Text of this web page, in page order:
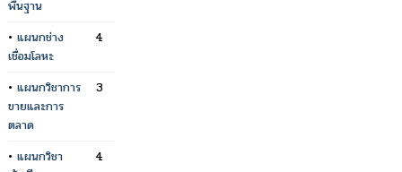
พื้นฐาน
• แผนกช่าง
เชื่อมโลหะ
4
• แผนกวิชาการ
ขายและการ
ตลาด
3
• แผนกวิชา
4